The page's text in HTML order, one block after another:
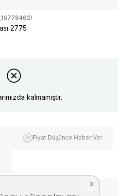
2775
kalmamıştır.
Fiyat Düşünce Haber Ver